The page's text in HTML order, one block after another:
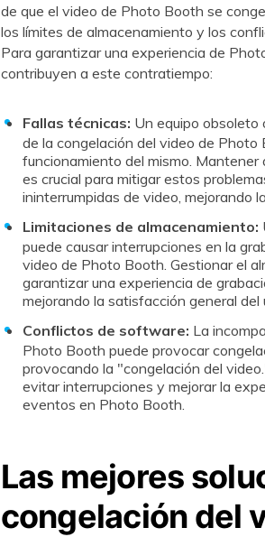
de que el video de Photo Booth se
los límites de almacenamiento y los
Para garantizar una experiencia de
contribuyen a este contratiempo:
Fallas técnicas: Un equipo obsoleto
de la congelación del video de Photo
funcionamiento del mismo.
es crucial para mitigar estos
ininterrumpidas de video, mejorando
Limitaciones de almacenamiento:
puede causar interrupciones en la
video de Photo Booth. Gestionar el
garantizar una experiencia de
mejorando la satisfacción general del
Conflictos de software: La
Photo Booth puede provocar
provocando la "congelación del
evitar interrupciones y mejorar la
eventos en Photo Booth.
Las mejores
congelación del